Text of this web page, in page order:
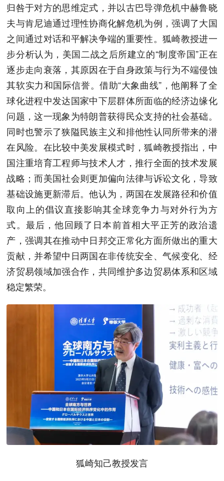
归咎于对方的思维定式，并以古巴导弹危机中赫鲁晓
夫与肯尼迪通过理性协商化解危机为例，强调了大国
之间通过对话和平解决争端的重要性。狐崎教授进一
步分析认为，美国二战之后所建立的“制度帝国”正在
逐步走向衰落，其原因在于自身政策与行为不端侵蚀
其软实力和国际信誉。借助“大象曲线”，他阐释了全
球化进程中发达国家中下层群体所面临的经济边缘化
问题，这一现象为特朗普获得民众支持的社会基础。
同时也警示了狭隘民族主义和排他性认同所带来的潜
在风险。在比较中美发展模式时，狐崎教授指出，中
国注重培育工程师与技术人才，推行全面的技术发展
战略；而美国社会则更加偏向法律与诉讼文化，导致
基础设施更新滞后。他认为，两国在发展路径和价值
取向上的倡议直接影响其全球竞争力与对外行为方
式。最后，他回顾了日本前首相大平正芳的政治遗
产，强调其在推动中日邦交正常化方面所做出的重大
贡献，并希望中日两国在非传统安全、气候变化、经
济贸易领域加强合作，共同维护多边贸易体系和区域
稳定繁荣。
狐崎知己教授发言